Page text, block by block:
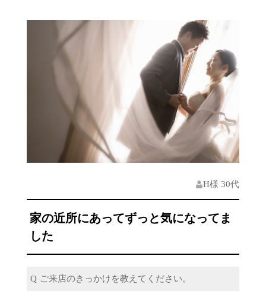
H様 30代
家の近所にあってずっと気になってま
した
ご来店のきっかけを教えてください。